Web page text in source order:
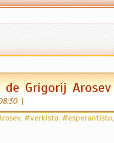
de Grigorij Arosev
|
, #verkisto, #esperantisto,